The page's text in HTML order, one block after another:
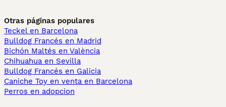
Otras páginas populares
Teckel en Barcelona
Bulldog Francés en Madrid
Bichón Maltés en València
Chihuahua en Sevilla
Bulldog Francés en Galicia
Caniche Toy en venta en Barcelona
Perros en adopcion